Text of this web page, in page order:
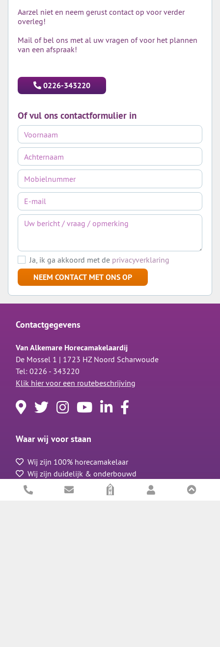
Aarzel niet en neem gerust contact op voor verder
overleg!
Mail of bel ons met al uw vragen of voor het plannen
van een afspraak!
0226-343220
Of vul ons contactformulier in
Ja, ik ga akkoord met de privacyverklaring
NEEM CONTACT MET ONS OP
Contactgegevens
Van Alkemare Horecamakelaardij
De Mossel 1 | 1723 HZ Noord Scharwoude
Tel: 0226 - 343220
Klik hier voor een routebeschrijving
Waar wij voor staan
Wij zijn 100% horecamakelaar
Wij zijn duidelijk & onderbouwd
Wij werken resultaatgericht aan het succes van onze
opdrachtgevers